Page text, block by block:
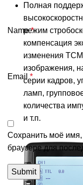
Полная
режим
компенсация
изменения
изображения,
серии кадров,
ламп,
количества
и т.п.
Name*
Email *
Сохранить моё имя,
браузере для